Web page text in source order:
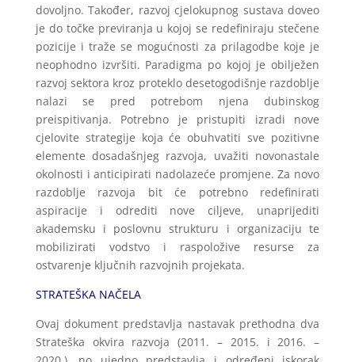
dovoljno. Također, razvoj cjelokupnog sustava doveo
je do točke previranja u kojoj se redefiniraju stečene
pozicije i traže se mogućnosti za prilagodbe koje je
neophodno izvršiti. Paradigma po kojoj je obilježen
razvoj sektora kroz proteklo desetogodišnje razdoblje
nalazi se pred potrebom njena dubinskog
preispitivanja. Potrebno je pristupiti izradi nove
cjelovite strategije koja će obuhvatiti sve pozitivne
elemente dosadašnjeg razvoja, uvažiti novonastale
okolnosti i anticipirati nadolazeće promjene. Za novo
razdoblje razvoja bit će potrebno redefinirati
aspiracije i odrediti nove ciljeve, unaprijediti
akademsku i poslovnu strukturu i organizaciju te
mobilizirati vodstvo i raspoložive resurse za
ostvarenje ključnih razvojnih projekata.
STRATEŠKA NAČELA
Ovaj dokument predstavlja nastavak prethodna dva
Strateška okvira razvoja (2011. – 2015. i 2016. –